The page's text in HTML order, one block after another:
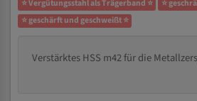
⭐ Vergütungsstahl als Trägerband ⭐
⭐
⭐ geschärft und geschweißt ⭐
Verstärktes HSS m42 für die